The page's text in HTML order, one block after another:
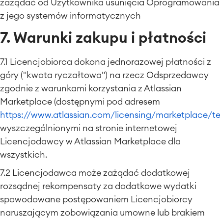
zażądać od Użytkownika usunięcia Oprogramowania
z jego systemów informatycznych
7. Warunki zakupu i płatności
7.1 Licencjobiorca dokona jednorazowej płatności z
góry ("kwota ryczałtowa") na rzecz Odsprzedawcy
zgodnie z warunkami korzystania z Atlassian
Marketplace (dostępnymi pod adresem
https://www.atlassian.com/licensing/marketplace/
wyszczególnionymi na stronie internetowej
Licencjodawcy w Atlassian Marketplace dla
wszystkich.
7.2 Licencjodawca może zażądać dodatkowej
rozsądnej rekompensaty za dodatkowe wydatki
spowodowane postępowaniem Licencjobiorcy
naruszającym zobowiązania umowne lub brakiem